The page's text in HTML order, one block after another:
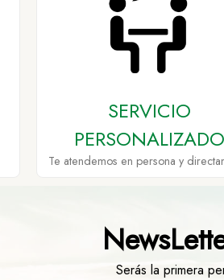
SERVICIO
PERSONALIZADO
Te atendemos en persona y
Serás la primera